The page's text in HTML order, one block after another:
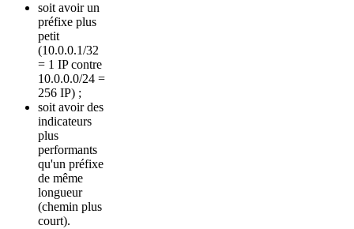
soit avoir un
préfixe plus
petit
(10.0.0.1/32
= 1 IP contre
10.0.0.0/24 =
256 IP) ;
soit avoir des
indicateurs
plus
performants
qu'un préfixe
de même
longueur
(chemin plus
court).